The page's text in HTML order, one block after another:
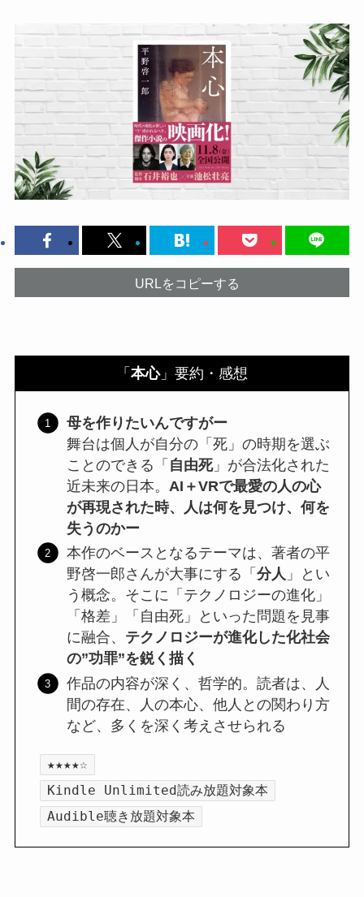
URLをコピーする
「 本心」要約・感想
母を作りたいんですがー
舞台は個人が自分の「死」の時期を選ぶ
ことのできる「 自由死」が合法化された
近未来の日本。 AI＋VRで最愛の人の心
が再現された時、人は何を見つけ、何を
失うのかー
本作のベースとなるテーマは、著者の平
野啓一郎さんが大事にする「 分人 」とい
う概念。そこに「テクノロジーの進化」
「格差」「自由死」といった問題を見事
に融合、 テクノロジーが進化した化社会
の”功罪”を鋭く描く
作品の内容が深く、哲学的。読者は、人
間の存在、人の本心、他人との関わり方
など、多くを深く考えさせられる
★★★★☆
Kindle Unlimited読み放題対象本
Audible聴き放題対象本